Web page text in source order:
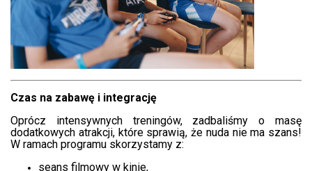
Czas na zabawę i integrację
Oprócz intensywnych treningów, zadbaliśmy o masę
dodatkowych atrakcji, które sprawią, że nuda nie ma szans!
W ramach programu skorzystamy z:
seans filmowy w kinie,